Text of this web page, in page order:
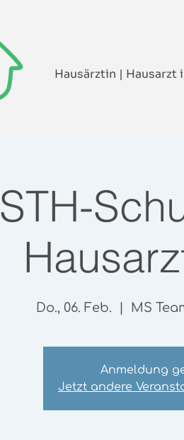
Hausärztin | Hausarzt
STH-
Do., 06. Feb. MS
Anmeldung
Jetzt andere